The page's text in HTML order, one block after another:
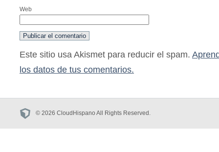
Web
Este sitio usa Akismet para reducir el spam.
los datos de tus comentarios.
© 2026 CloudHispano All Rights Reserved.